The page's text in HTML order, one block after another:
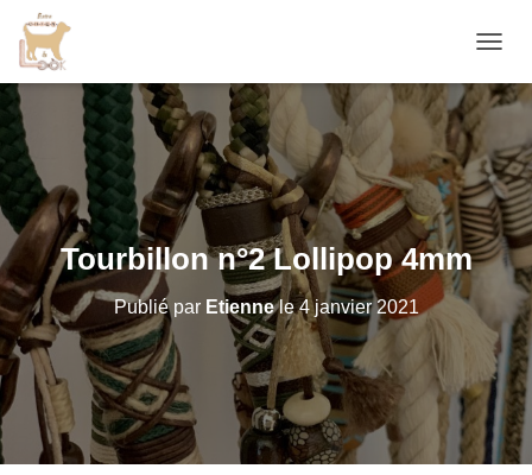
É
P
E
R
L
A
N
I
G
A
T
O
N
Tourbillon n°2 Lollipop 4mm
Publié par Etiennele4 janvier 2021